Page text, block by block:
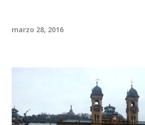
marzo 28, 2016